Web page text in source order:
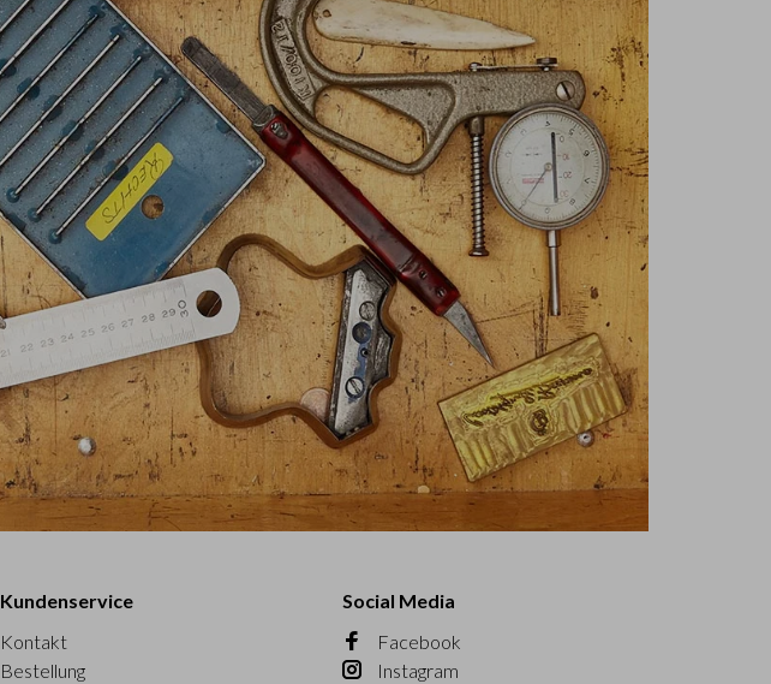
Kundenservice
Kontakt
Bestellung
Social Media
Facebook
Instagram